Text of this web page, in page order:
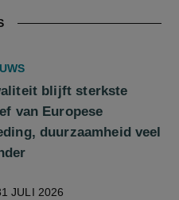
blijft sterkste
van Europese
duurzaamheid veel
JULI 2026